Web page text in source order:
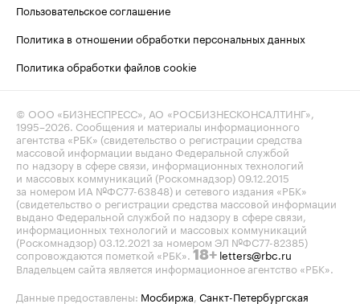
Пользовательское соглашение
Политика в отношении обработки персональных данных
Политика обработки файлов cookie
© ООО «БИЗНЕСПРЕСС», АО «РОСБИЗНЕСКОНСАЛТИНГ»,
1995–2026 . Сообщения и материалы информационного
агентства «РБК» (свидетельство о регистрации средства
массовой информации выдано Федеральной службой
по надзору в сфере связи, информационных технологий
и массовых коммуникаций (Роскомнадзор) 09.12.2015
за номером ИА №ФС77-63848) и сетевого издания «РБК»
(свидетельство о регистрации средства массовой информации
выдано Федеральной службой по надзору в сфере связи,
информационных технологий и массовых коммуникаций
(Роскомнадзор) 03.12.2021 за номером ЭЛ №ФС77-82385)
сопровождаются пометкой «РБК». 18+ letters@rbc.ru
Владельцем сайта является информационное агентство «РБК».
Данные предоставлены: Мосбиржа Санкт-Петербургская